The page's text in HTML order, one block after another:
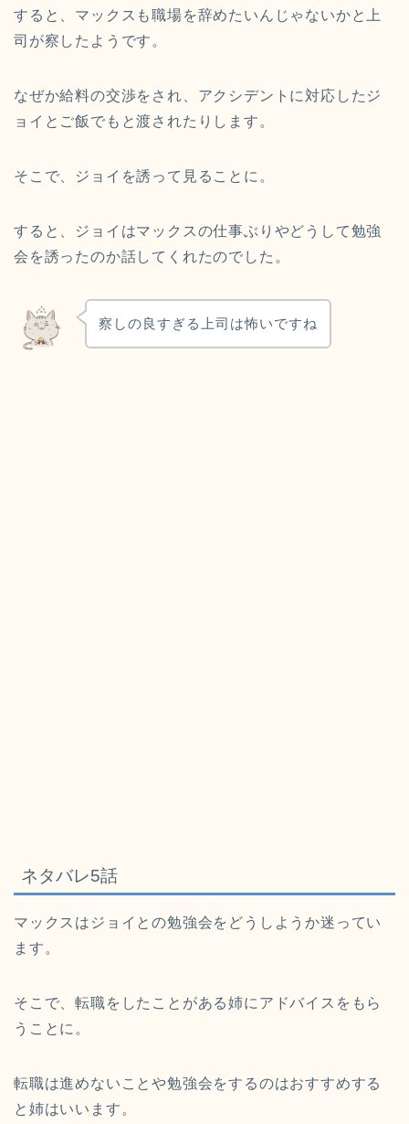
すると、マックスも職場を辞めたいんじゃないかと上
司が察したようです。
なぜか給料の交渉をされ、アクシデントに対応したジ
ョイとご飯でもと渡されたりします。
そこで、ジョイを誘って見ることに。
すると、ジョイはマックスの仕事ぶりやどうして勉強
会を誘ったのか話してくれたのでした。
察しの良すぎる上司は怖いですね
ネタバレ5話
マックスはジョイとの勉強会をどうしようか迷ってい
ます。
そこで、転職をしたことがある姉にアドバイスをもら
うことに。
転職は進めないことや勉強会をするのはおすすめする
と姉はいいます。